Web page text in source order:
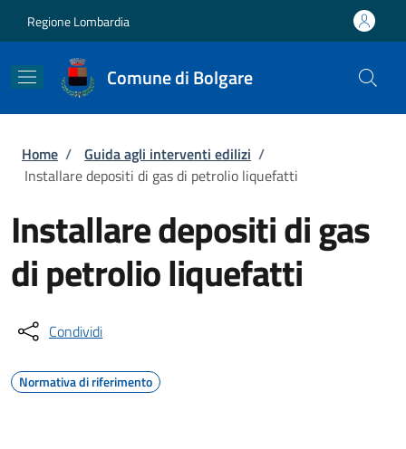
Regione Lombardia
Comune di Bolgare
Briciole di pane
Home / Guida agli interventi edilizi /
Installare depositi di gas di petrolio liquefatti
Installare depositi di gas
di petrolio liquefatti
Condividi
Normativa di riferimento